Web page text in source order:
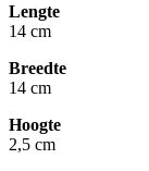
Lengte
14 cm
Breedte
14 cm
Hoogte
2,5 cm